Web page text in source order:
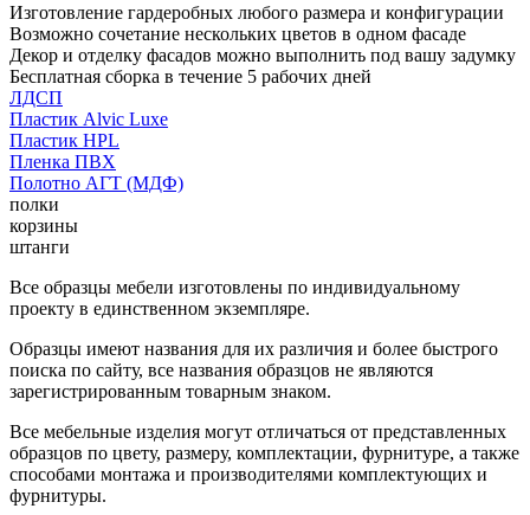
Изготовление гардеробных любого размера и конфигурации
Возможно сочетание нескольких цветов в одном фасаде
Декор и отделку фасадов можно выполнить под вашу задумку
Бесплатная сборка в течение 5 рабочих дней
ЛДСП
Пластик Alvic Luxe
Пластик HPL
Пленка ПВХ
Полотно АГТ (МДФ)
полки
корзины
штанги
Все образцы мебели изготовлены по индивидуальному
проекту в единственном экземпляре.
Образцы имеют названия для их различия и более быстрого
поиска по сайту, все названия образцов не являются
зарегистрированным товарным знаком.
Все мебельные изделия могут отличаться от представленных
образцов по цвету, размеру, комплектации, фурнитуре, а также
способами монтажа и производителями комплектующих и
фурнитуры.